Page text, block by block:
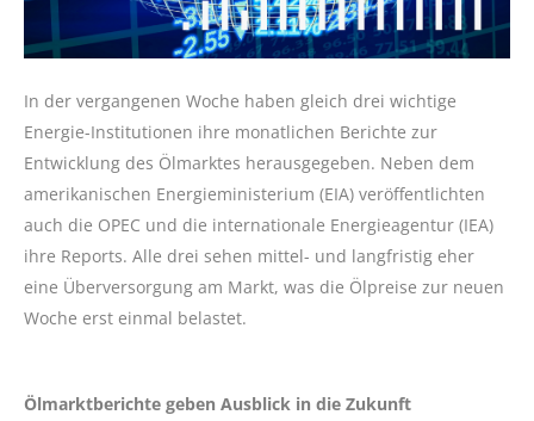
In der vergangenen Woche haben gleich drei wichtige
Energie-Institutionen ihre monatlichen Berichte zur
Entwicklung des Ölmarktes herausgegeben. Neben dem
amerikanischen Energieministerium (EIA) veröffentlichten
auch die OPEC und die internationale Energieagentur (IEA)
ihre Reports. Alle drei sehen mittel- und langfristig eher
eine Überversorgung am Markt, was die Ölpreise zur neuen
Woche erst einmal belastet.
Ölmarktberichte geben Ausblick in die Zukunft